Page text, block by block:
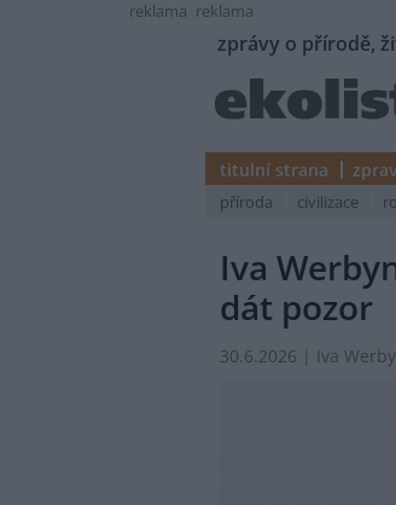
reklama reklama
zprávy o přírodě,
titulní strana
příroda civilizace
Iva
dát pozor
30.6.2026 | Iva